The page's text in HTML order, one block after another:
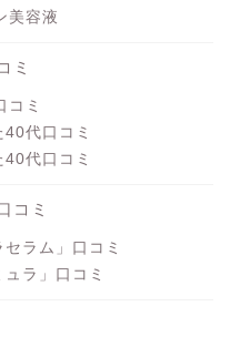
美容液
ミ
コミ
代口コミ
代口コミ
コミ
ラム」口コミ
ラ」口コミ